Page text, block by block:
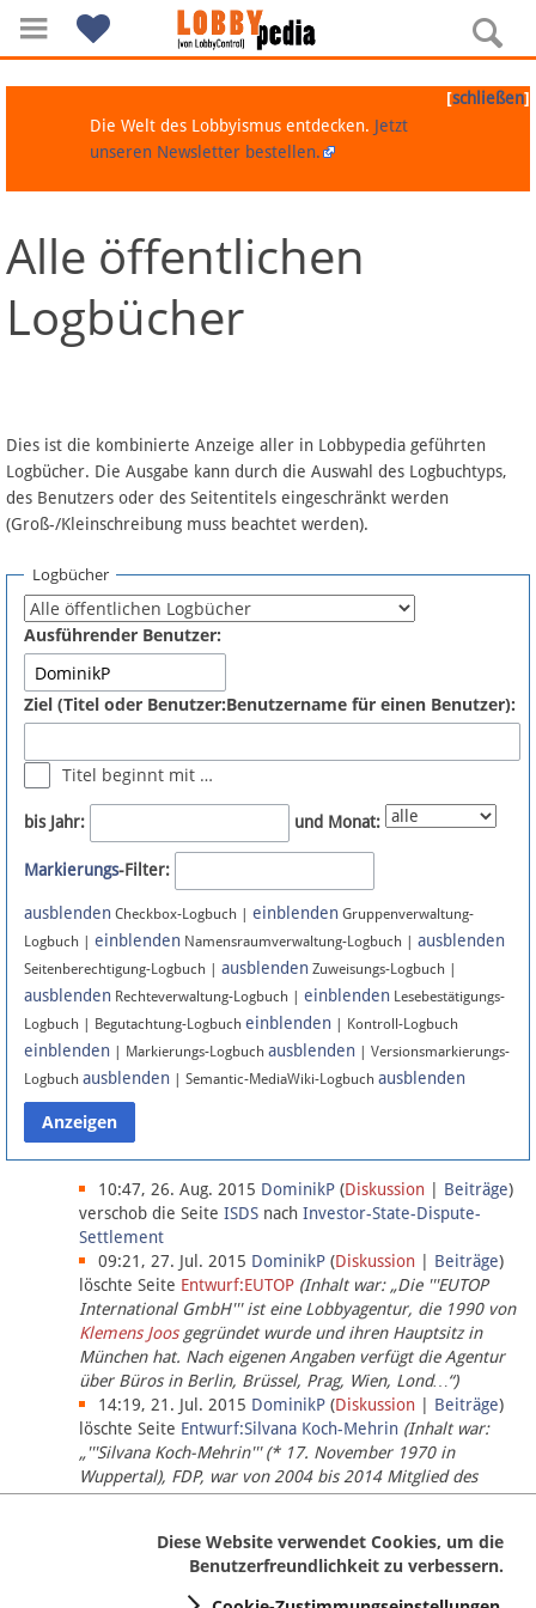
Navigation
Über Lobbypedia
Artikel nach Kategorien
FAQ
Fördermitglied werden
Fehler melden
Newsletter
Bluesky
Facebook
Instagram
Anmelden
Datenschutz
Über Lobbypedia
Impressum
[schließen]
Die Welt des Lobbyismus entdecken. Jetzt
unseren Newsletter bestellen.
Alle öffentlichen
Logbücher
Dies ist die kombinierte Anzeige aller in Lobbypedia geführten
Logbücher. Die Ausgabe kann durch die Auswahl des Logbuchtyps,
des Benutzers oder des Seitentitels eingeschränkt werden
(Groß-/Kleinschreibung muss beachtet werden).
Logbücher
Ausführender Benutzer:
Ziel (Titel oder Benutzer:Benutzername für einen Benutzer):
Titel beginnt mit …
bis Jahr: und Monat:
Markierungs-Filter:
ausblenden Checkbox-Logbuch | einblenden Gruppenverwaltung-
Logbuch | einblenden Namensraumverwaltung-Logbuch | ausblenden
Seitenberechtigung-Logbuch | ausblenden Zuweisungs-Logbuch |
ausblenden Rechteverwaltung-Logbuch | einblenden Lesebestätigungs-
Logbuch | Begutachtung-Logbuch einblenden | Kontroll-Logbuch
einblenden | Markierungs-Logbuch ausblenden | Versionsmarkierungs-
Logbuch ausblenden | Semantic-MediaWiki-Logbuch ausblenden
10:47, 26. Aug. 2015 DominikP (Diskussion Beiträge)
verschob die Seite ISDS nach Investor-State-Dispute-
Settlement
09:21, 27. Jul. 2015 DominikP (Diskussion Beiträge)
löschte Seite Entwurf:EUTOP (Inhalt war: „Die '''EUTOP
International GmbH''' ist eine Lobbyagentur, die 1990 von
Klemens Joosgegründet wurde und ihren Hauptsitz in
München hat. Nach eigenen Angaben verfügt die Agentur
über Büros in Berlin, Brüssel, Prag, Wien, Lond…“)
14:19, 21. Jul. 2015 DominikP (Diskussion Beiträge)
löschte Seite Entwurf:Silvana Koch-Mehrin (Inhalt war:
„'''Silvana Koch-Mehrin''' (* 17. November 1970 in
Wuppertal), FDP, war von 2004 bis 2014 Mitglied des
Europäischen Parlaments, seit November 2014 ist sie für
Diese Website verwendet Cookies, um die
Benutzerfreundlichkeit zu verbessern.